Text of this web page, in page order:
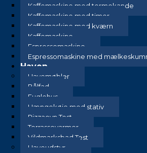
Kaffemaskine med termokande
Kaffemaskine med timer
Kaffemaskine med kværn
Kaffemaskine
Espressomaskine
Espressomaskine med
Haven
Havemøbler
Bålfad
Fuglehus
Hængekøje med stativ
Pizzaovn Test
Terrassevarmer
Vildmarksbad Test
Haveudstyr